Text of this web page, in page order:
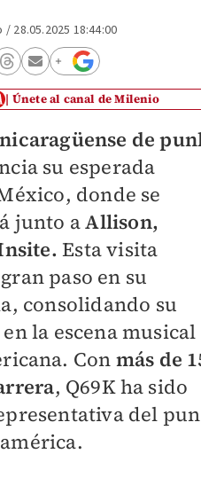
/ 28.05.2025 18:44:00
Únete al canal de Milenio
de
su esperada
donde se
junto aAllison,
Esta visita
paso en su
consolidando su
la escena musical
Con más de
, Q69K ha sido
del